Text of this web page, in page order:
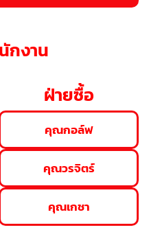
งาน
ฝ่ายซื้อ
คุณกอล์ฟ
คุณวรจิตร์
คุณเกชา